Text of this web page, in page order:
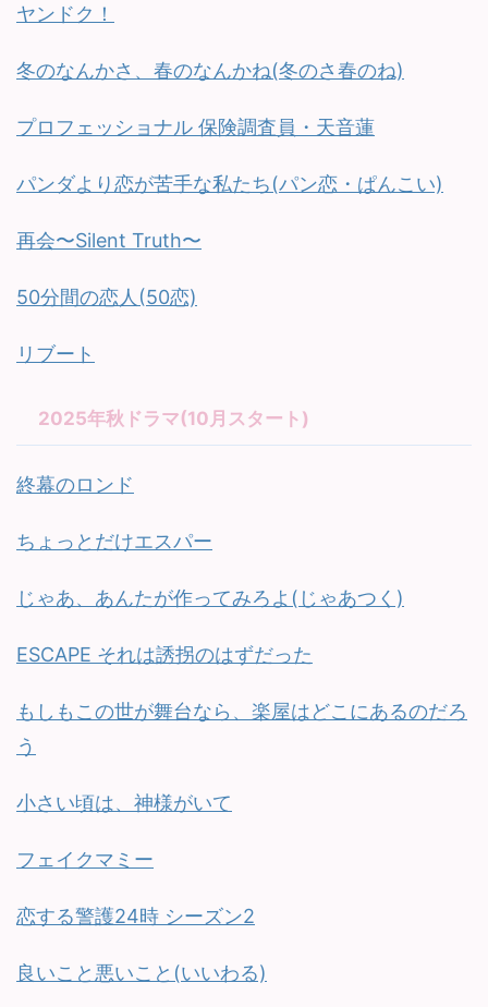
ヤンドク！
冬のなんかさ、春のなんかね(冬のさ春のね)
プロフェッショナル 保険調査員・天音蓮
パンダより恋が苦手な私たち(パン恋・ぱんこい)
再会〜Silent Truth〜
50分間の恋人(50恋)
リブート
2025年秋ドラマ(10月スタート)
終幕のロンド
ちょっとだけエスパー
じゃあ、あんたが作ってみろよ(じゃあつく)
ESCAPE それは誘拐のはずだった
もしもこの世が舞台なら、楽屋はどこにあるのだろ
う
小さい頃は、神様がいて
フェイクマミー
恋する警護24時 シーズン2
良いこと悪いこと(いいわる)